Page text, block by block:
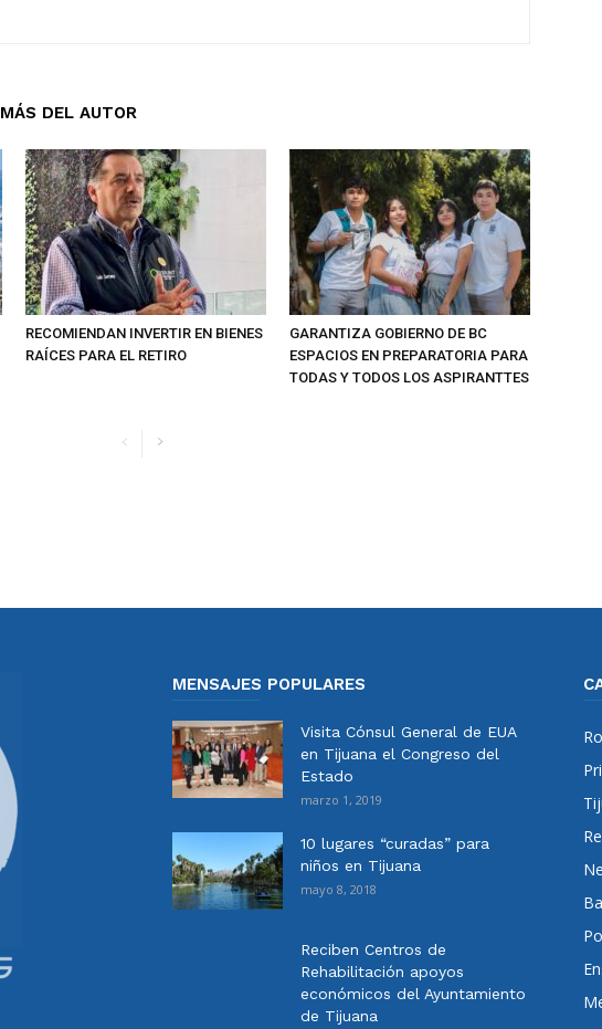
MÁS DEL AUTOR
RECOMIENDAN INVERTIR EN BIENES
RAÍCES PARA EL RETIRO
GARANTIZA GOBIERNO DE BC
ESPACIOS EN PREPARATORIA PARA
TODAS Y TODOS LOS ASPIRANTTES
MENSAJES POPULARES
Visita Cónsul General de EUA
en Tijuana el Congreso del
Estado
marzo 1, 2019
10 lugares “curadas” para
niños en Tijuana
mayo 8, 2018
Reciben Centros de
Rehabilitación apoyos
económicos del Ayuntamiento
de Tijuana